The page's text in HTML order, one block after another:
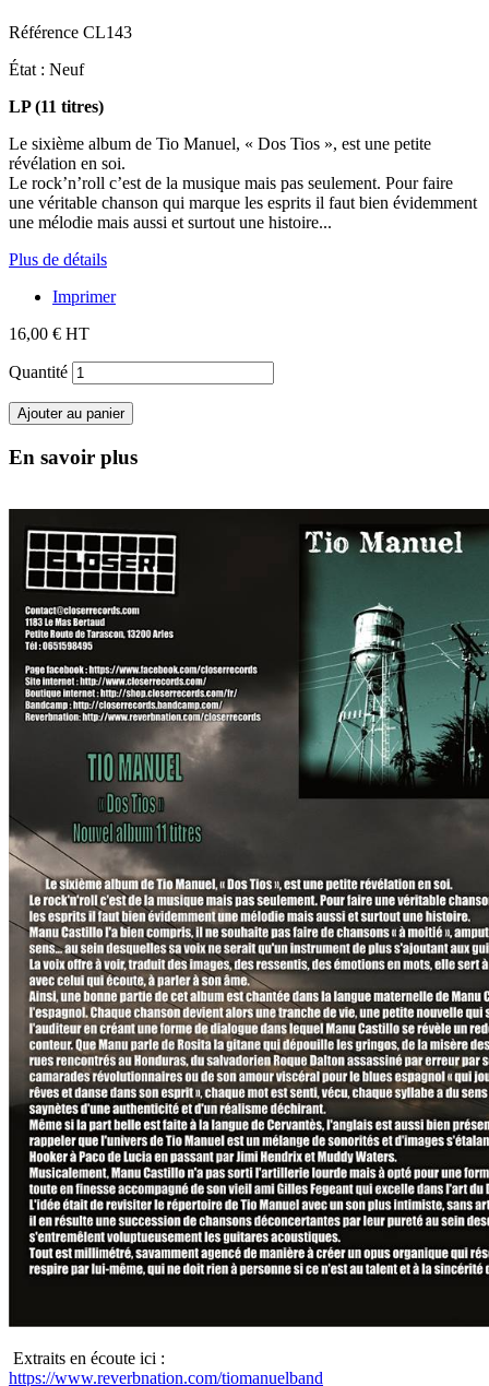
Référence CL143
État : Neuf
LP (11 titres)
Le sixième album de Tio Manuel, « Dos Tios », est une petite
révélation en soi.
Le rock’n’roll c’est de la musique mais pas seulement. Pour faire
une véritable chanson qui marque les esprits il faut bien évidemment
une mélodie mais aussi et surtout une histoire...
Plus de détails
Imprimer
16,00 € HT
Quantité
Ajouter au panier
En savoir plus
Extraits en écoute ici :
https://www.reverbnation.com/tiomanuelband